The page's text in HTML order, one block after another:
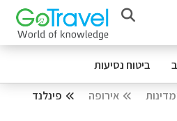
ביטוח נסיעות
אירופה פינלנד